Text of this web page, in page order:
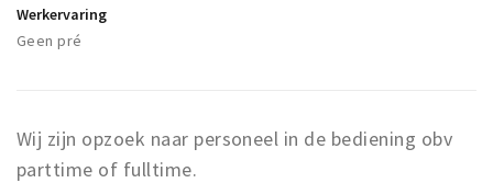
Privacy
Werkervaring
Geen pré
Wij zijn opzoek naar personeel in de bediening obv
parttime of fulltime.